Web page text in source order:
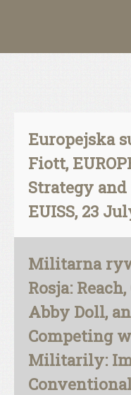
Europejska
Fiott,
Strategy
EUISS, 23
Militarna
Rosja:
Abby Doll,
Competing
Militarily: